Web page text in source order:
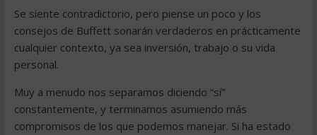
Se siente contradictorio, pero piense un poco y los
consejos de Buffett sonarán verdaderos en prácticamente
cualquier contexto, ya sea inversión, trabajo o su vida
personal.
Muy a menudo nos separamos diciendo “sí”
constantemente, y terminamos asumiendo más
compromisos de los que podemos manejar. Si ha estado